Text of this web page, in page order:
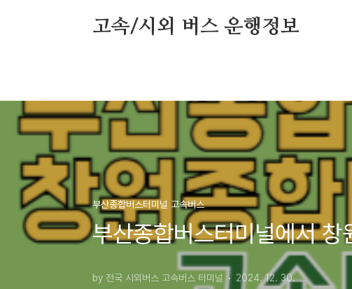
고속/시외 버스 운행정보
부산종합버스터미널 고속버스
부산종합버스터미널에서
by 전국 시외버스 고속버스 터미널 2024. 12. 30.